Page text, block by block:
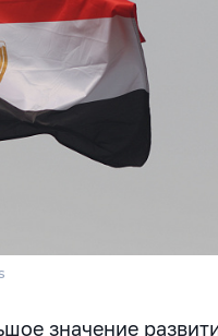
значение